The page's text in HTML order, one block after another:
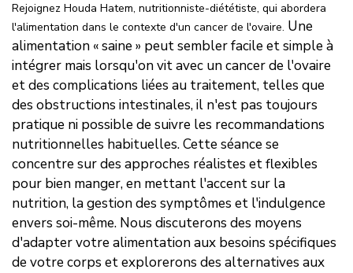
Rejoignez Houda Hatem, nutritionniste-diététiste, qui abordera
l'alimentation dans le contexte d'un cancer de l'ovaire. Une
alimentation « saine » peut sembler facile et simple à
intégrer mais lorsqu'on vit avec un cancer de l'ovaire
et des complications liées au traitement, telles que
des obstructions intestinales, il n'est pas toujours
pratique ni possible de suivre les recommandations
nutritionnelles habituelles. Cette séance se
concentre sur des approches réalistes et flexibles
pour bien manger, en mettant l'accent sur la
nutrition, la gestion des symptômes et l'indulgence
envers soi-même. Nous discuterons des moyens
d'adapter votre alimentation aux besoins spécifiques
de votre corps et explorerons des alternatives aux